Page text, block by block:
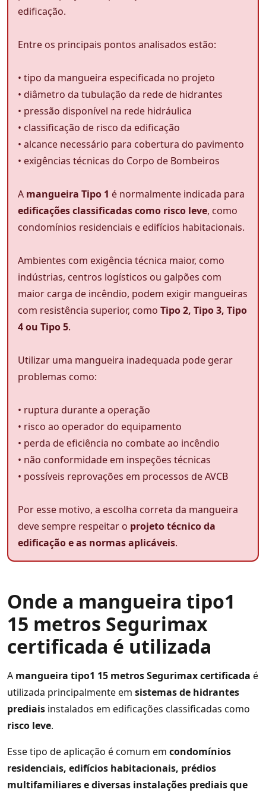
edificação.
Entre os principais pontos analisados estão:
• tipo da mangueira especificada no projeto
• diâmetro da tubulação da rede de hidrantes
• pressão disponível na rede hidráulica
• classificação de risco da edificação
• alcance necessário para cobertura do pavimento
• exigências técnicas do Corpo de Bombeiros
A mangueira Tipo 1 é normalmente indicada para
edificações classificadas como risco leve, como
condomínios residenciais e edifícios habitacionais.
Ambientes com exigência técnica maior, como
indústrias, centros logísticos ou galpões com
maior carga de incêndio, podem exigir mangueiras
com resistência superior, como Tipo 2, Tipo 3, Tipo
4 ou Tipo 5.
Utilizar uma mangueira inadequada pode gerar
problemas como:
• ruptura durante a operação
• risco ao operador do equipamento
• perda de eficiência no combate ao incêndio
• não conformidade em inspeções técnicas
• possíveis reprovações em processos de AVCB
Por esse motivo, a escolha correta da mangueira
deve sempre respeitar o projeto técnico da
edificação e as normas aplicáveis.
Onde a mangueira tipo1
15 metros Segurimax
certificada é utilizada
A mangueira tipo1 15 metros Segurimax certificada é
utilizada principalmente em sistemas de hidrantes
prediais instalados em edificações classificadas como
risco leve.
Esse tipo de aplicação é comum em condomínios
residenciais, edifícios habitacionais, prédios
multifamiliares e diversas instalações prediais que